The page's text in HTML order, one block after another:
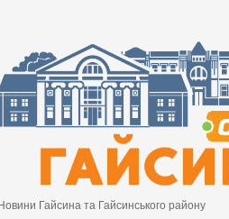
Гайсина та Гайсинського району